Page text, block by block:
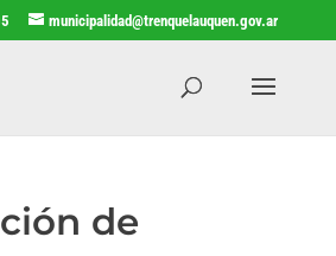
municipalidad@trenquelauquen.gov.ar
de